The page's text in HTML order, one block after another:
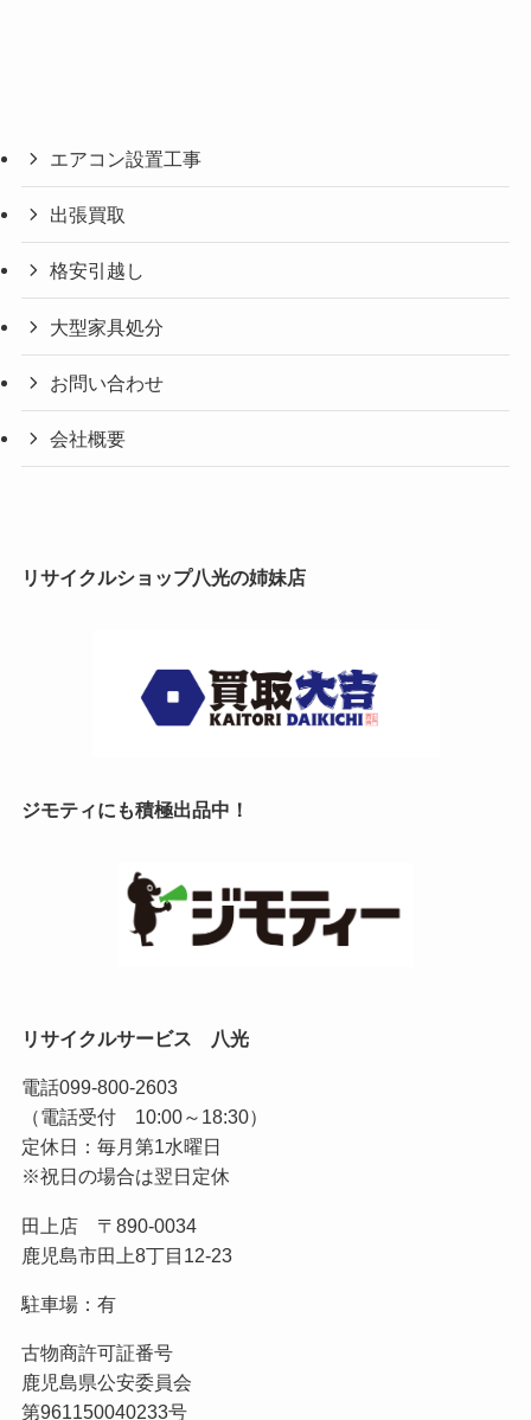
エアコン設置工事
出張買取
格安引越し
大型家具処分
お問い合わせ
会社概要
リサイクルショップ八光の姉妹店
ジモティにも積極出品中！
リサイクルサービス 八光
電話099-800-2603
（電話受付 10:00～18:30）
定休日：毎月第1水曜日
※祝日の場合は翌日定休
田上店 〒890-0034
鹿児島市田上8丁目12-23
駐車場：有
古物商許可証番号
鹿児島県公安委員会
第961150040233号